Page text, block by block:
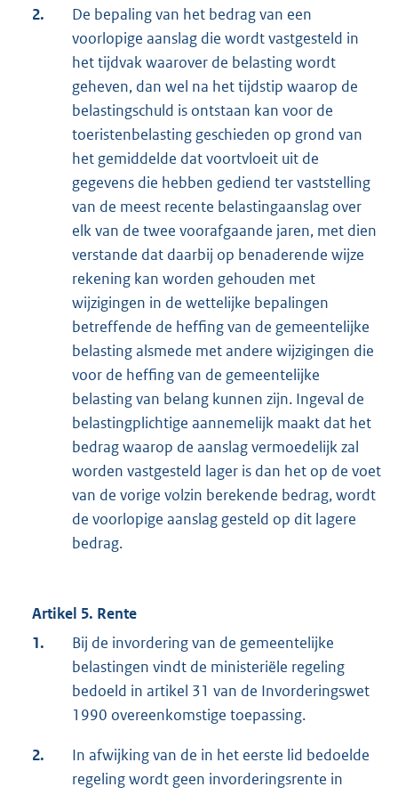
2.
De bepaling van het bedrag van een
voorlopige aanslag die wordt vastgesteld in
het tijdvak waarover de belasting wordt
geheven, dan wel na het tijdstip waarop de
belastingschuld is ontstaan kan voor de
toeristenbelasting geschieden op grond van
het gemiddelde dat voortvloeit uit de
gegevens die hebben gediend ter vaststelling
van de meest recente belastingaanslag over
elk van de twee voorafgaande jaren, met dien
verstande dat daarbij op benaderende wijze
rekening kan worden gehouden met
wijzigingen in de wettelijke bepalingen
betreffende de heffing van de gemeentelijke
belasting alsmede met andere wijzigingen die
voor de heffing van de gemeentelijke
belasting van belang kunnen zijn. Ingeval de
belastingplichtige aannemelijk maakt dat het
bedrag waarop de aanslag vermoedelijk zal
worden vastgesteld lager is dan het op de voet
van de vorige volzin berekende bedrag, wordt
de voorlopige aanslag gesteld op dit lagere
bedrag.
Artikel 5. Rente
1.
Bij de invordering van de gemeentelijke
belastingen vindt de ministeriële regeling
bedoeld in artikel 31 van de Invorderingswet
1990 overeenkomstige toepassing.
2.
In afwijking van de in het eerste lid bedoelde
regeling wordt geen invorderingsrente in